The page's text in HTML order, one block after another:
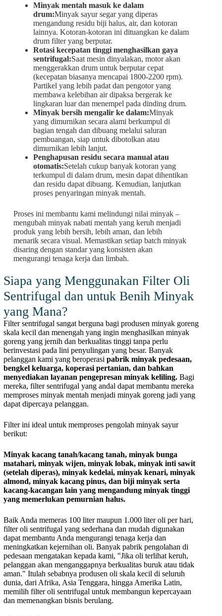
Minyak mentah masuk ke dalam
drum:Minyak sayur segar yang diperas
mengandung residu biji halus, air, dan kotoran
lainnya. Kotoran-kotoran ini dituangkan ke dalam
drum filter yang berputar.
Rotasi kecepatan tinggi menghasilkan gaya
sentrifugal:Saat mesin dinyalakan, motor akan
menggerakkan drum untuk berputar cepat
(kecepatan biasanya mencapai 1800-2200 rpm).
Partikel yang lebih padat dan pengotor yang
membawa kelebihan air dipaksa bergerak ke
lingkaran luar dan menempel pada dinding drum.
Minyak bersih mengalir ke dalam:Minyak
yang dimurnikan secara alami berkumpul di
bagian tengah dan dibuang melalui saluran
pembuangan, siap untuk dibotolkan atau
dimurnikan lebih lanjut.
Penghapusan residu secara manual atau
otomatis:Setelah cukup banyak kotoran yang
terkumpul di dalam drum, mesin dapat dihentikan
dan residu dapat dibuang. Kemudian, lanjutkan
proses penyaringan minyak mentah.
Proses ini membantu kami melindungi nilai minyak –
mengubah minyak nabati mentah yang keruh menjadi
produk yang lebih bersih, lebih aman, dan lebih
menarik secara visual. Memastikan setiap batch minyak
disaring dengan standar yang konsisten akan
mengurangi tenaga kerja dan limbah.
Siapa yang Menggunakan Filter Oli
Sentrifugal dan untuk Benih Minyak
yang Mana?
Filter sentrifugal sangat berguna bagi produsen minyak goreng
skala kecil dan menengah yang ingin menghasilkan minyak
goreng yang jernih dan berkualitas tinggi tanpa perlu
berinvestasi pada lini penyulingan yang besar. Banyak
pelanggan kami yang beroperasi pabrik minyak pedesaan,
bengkel keluarga, koperasi pertanian, dan bahkan
menyediakan layanan pengepresan minyak keliling.Bagi
mereka, filter sentrifugal yang andal dapat membantu mereka
memproses minyak mentah menjadi minyak goreng jadi yang
dapat dipercaya pelanggan.
Filter ini ideal untuk memproses pengolah minyak sayur
berikut:
Minyak kacang tanah/kacang tanah, minyak bunga
matahari, minyak wijen, minyak lobak, minyak inti sawit
(setelah diperas), minyak kedelai, minyak kenari, minyak
almond, minyak kacang pinus, dan biji minyak serta
kacang-kacangan lain yang mengandung minyak tinggi
yang memerlukan pemurnian halus.
Baik Anda memeras 100 liter maupun 1.000 liter oli per hari,
filter oli sentrifugal yang sederhana dan mudah digunakan
dapat membantu Anda mengurangi tenaga kerja dan
meningkatkan kejernihan oli. Banyak pabrik pengolahan di
pedesaan mengatakan kepada kami, "Jika oli terlihat keruh,
pelanggan akan menganggapnya berkualitas buruk atau tidak
aman." Itulah sebabnya produsen oli skala kecil di seluruh
dunia, dari Afrika, Asia Tenggara, hingga Amerika Latin,
memilih filter oli sentrifugal untuk membangun kepercayaan
dan memenangkan bisnis berulang.